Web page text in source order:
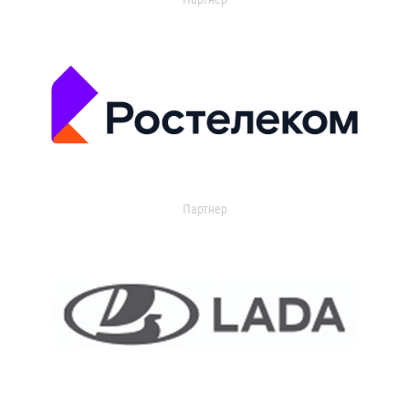
Партнер